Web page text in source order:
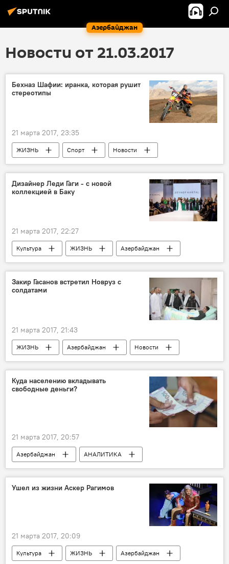
Азербайджан
Новости от 21.03.2017
Бехназ Шафии: иранка, которая рушит
стереотипы
21 марта 2017, 23:35
ЖИЗНЬ Спорт
Новости
Новости мира
Иран
Бехназ Шафии
женщины
мотоспорт
Дизайнер Леди Гаги - с новой
коллекцией в Баку
21 марта 2017, 22:27
Культура ЖИЗНЬ
Азербайджан
Новости
Турция
Баку
Гюнель Бахтиярова
Леди Гага
Зейнаб Картал
коллекция
Закир Гасанов встретил Новруз с
солдатами
21 марта 2017, 21:43
ЖИЗНЬ Азербайджан
Новости
Баку
Министр обороны Азербайджана Закир Гасанов
солдаты
Новруз
Куда населению вкладывать
свободные деньги?
21 марта 2017, 20:57
Азербайджан
АНАЛИТИКА
Новости
Экономика
Эльшад Мамедов
Азербайджанский государственный экономический университет (UNEC)
Ушел из жизни Аскер Рагимов
21 марта 2017, 20:09
Культура ЖИЗНЬ
Азербайджан